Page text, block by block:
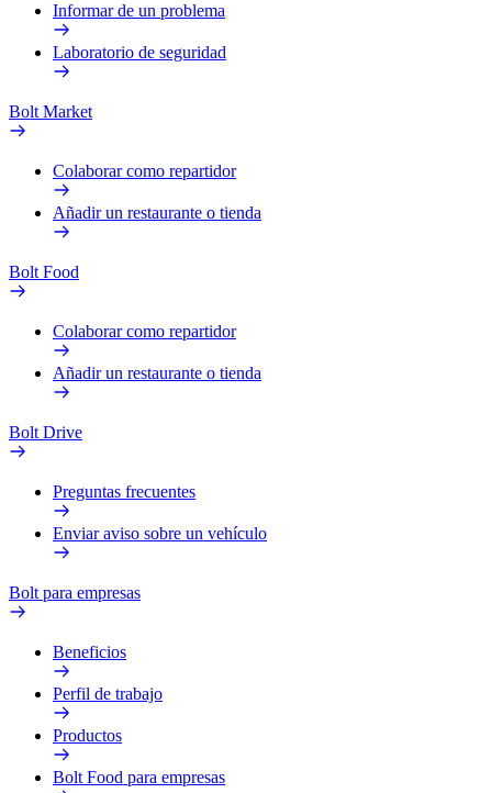
Informar de un problema
Laboratorio de seguridad
Bolt Market
Colaborar como repartidor
Añadir un restaurante o tienda
Bolt Food
Colaborar como repartidor
Añadir un restaurante o tienda
Bolt Drive
Preguntas frecuentes
Enviar aviso sobre un vehículo
Bolt para empresas
Beneficios
Perfil de trabajo
Productos
Bolt Food para empresas